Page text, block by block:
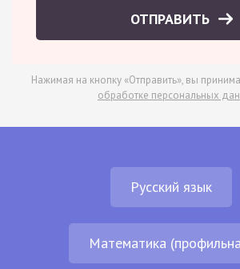
ОТПРАВИТЬ
Нажимая на кнопку «Отправить», вы
обработке персональных
Русский язык
Математика